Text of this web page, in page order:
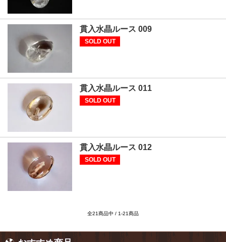
貫入水晶ルース 009
SOLD OUT
貫入水晶ルース 011
SOLD OUT
貫入水晶ルース 012
SOLD OUT
全21商品中 / 1-21商品